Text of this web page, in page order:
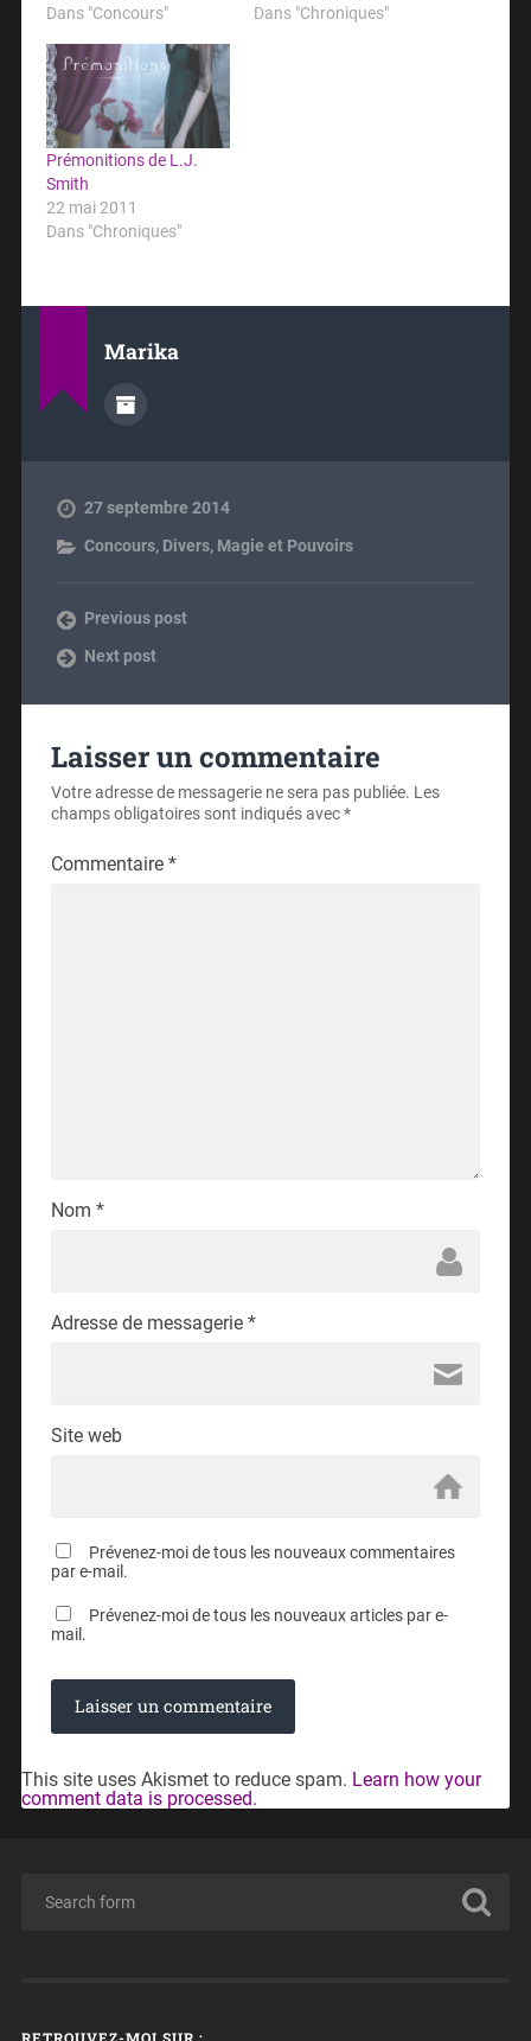
Dans "Concours"
Dans "Chroniques"
Prémonitions de L.J.
Smith
22 mai 2011
Dans "Chroniques"
Marika
27 septembre 2014
Concours, Divers, Magie et Pouvoirs
Previous post
Next post
Laisser un commentaire
Votre adresse de messagerie ne sera pas publiée. Les
champs obligatoires sont indiqués avec*
Commentaire *
Nom *
Adresse de messagerie *
Site web
Prévenez-moi de tous les nouveaux commentaires
par e-mail.
Prévenez-moi de tous les nouveaux articles par e-
mail.
This site uses Akismet to reduce spam. Learn how your
comment data is processed.